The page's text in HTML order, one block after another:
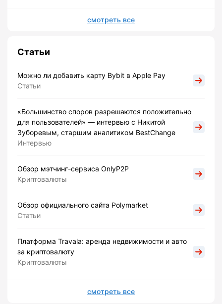
смотреть все
Статьи
Можно ли добавить карту Bybit в Apple Pay
Статьи
«Большинство споров разрешаются положительно
для пользователей» — интервью с Никитой
Зуборевым, старшим аналитиком BestChange
Интервью
Обзор мэтчинг-сервиса OnlyP2P
Криптовалюты
Обзор официального сайта Polymarket
Статьи
Платформа Travala: аренда недвижимости и авто
за криптовалюту
Криптовалюты
смотреть все